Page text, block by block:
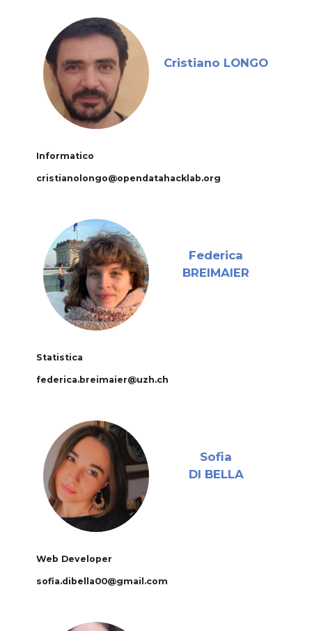
Cristiano LONGO
Informatico
cristianolongo@opendatahacklab.org
Federica
BREIMAIER
Statistica
federica.breimaier@uzh.ch
Sofia
DI BELLA
Web Developer
sofia.dibella00@gmail.com